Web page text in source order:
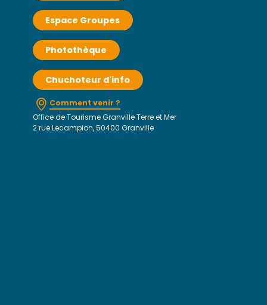
Espace Groupes
Photothèque
Chuchoteur d'info
Comment venir ?
Office de Tourisme Granville Terre et Mer
2 rue Lecampion, 50400 Granville